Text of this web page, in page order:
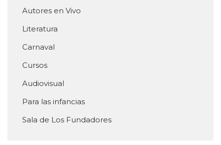
Autores en Vivo
Literatura
Carnaval
Cursos
Audiovisual
Para las infancias
Sala de Los Fundadores